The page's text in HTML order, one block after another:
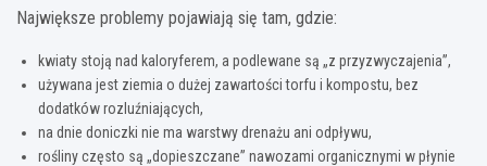
Największe problemy pojawiają się tam, gdzie:
kwiaty stoją nad kaloryferem, a podlewane są „z przyzwyczajenia”,
używana jest ziemia o dużej zawartości torfu i kompostu, bez
dodatków rozluźniających,
na dnie doniczki nie ma warstwy drenażu ani odpływu,
rośliny często są „dopieszczane” nawozami organicznymi w płynie